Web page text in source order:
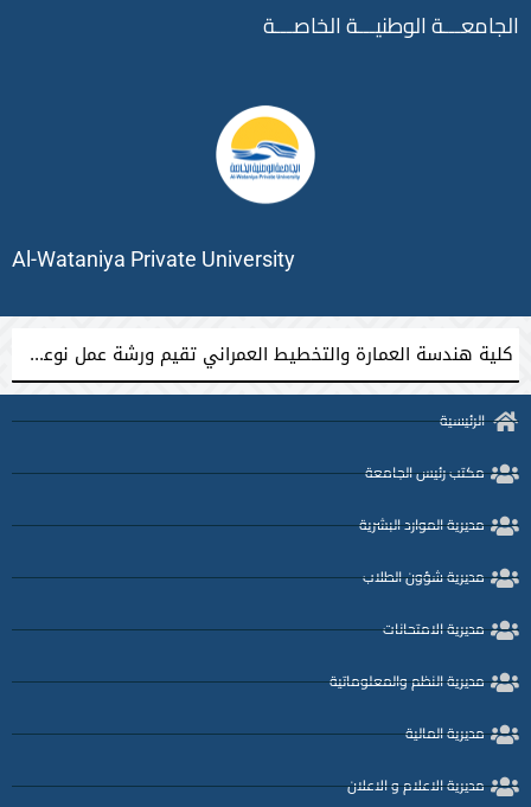
الجامعـــة الوطنيـــة الخاصـــة
Al-Wataniya Private University
كلية هندسة العمارة والتخطيط العمراني تقيم ورشة عمل نوعية نحو إعداد مشاريع تخرج معمارية مميزة
الرئيسية
مكتب رئيس الجامعة
مديرية الموارد البشرية
مديرية شؤون الطلاب
مديرية الامتحانات
مديرية النظم والمعلوماتية
مديرية المالية
مديرية الاعلام و الاعلان